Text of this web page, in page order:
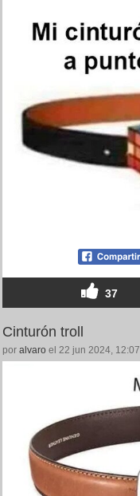
37
Cinturón troll
por alvaro el 22 jun 2024, 12:07